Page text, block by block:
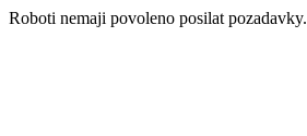
Roboti nemaji povoleno posilat pozadavky.